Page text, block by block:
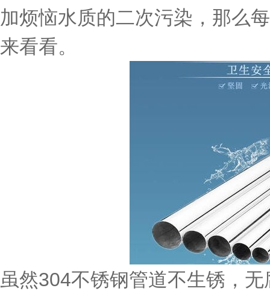
加烦恼水质的二次污染，那么
来看看。
虽然304不锈钢管道不生锈，